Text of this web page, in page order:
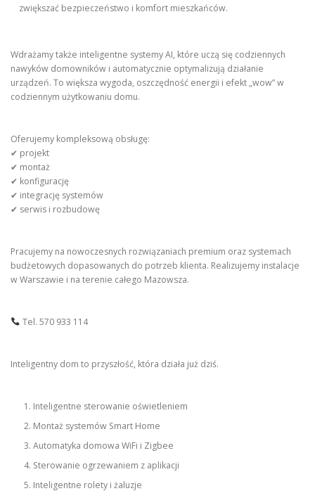
zwiększać bezpieczeństwo i komfort mieszkańców.
Wdrażamy także inteligentne systemy AI, które uczą się codziennych
nawyków domowników i automatycznie optymalizują działanie
urządzeń. To większa wygoda, oszczędność energii i efekt „wow” w
codziennym użytkowaniu domu.
Oferujemy kompleksową obsługę:
✔ projekt
✔ montaż
✔ konfigurację
✔ integrację systemów
✔ serwis i rozbudowę
Pracujemy na nowoczesnych rozwiązaniach premium oraz systemach
budżetowych dopasowanych do potrzeb klienta. Realizujemy instalacje
w Warszawie i na terenie całego Mazowsza.
Tel. 570 933 114
Inteligentny dom to przyszłość, która działa już dziś.
Inteligentne sterowanie oświetleniem
Montaż systemów Smart Home
Automatyka domowa WiFi i Zigbee
Sterowanie ogrzewaniem z aplikacji
Inteligentne rolety i żaluzje